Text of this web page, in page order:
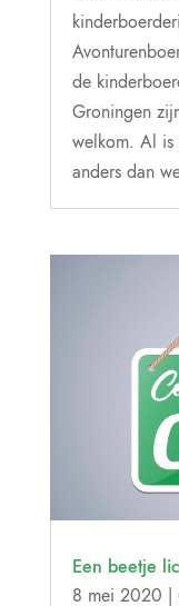
de
Groningen
welkom. Al is
anders dan
Een beetje
8 mei 2020 |